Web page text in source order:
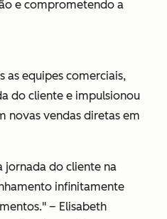
e comprometendo a
as equipes comerciais,
do cliente e impulsionou
novas vendas diretas em
jornada do cliente na
infinitamente
– Elisabeth